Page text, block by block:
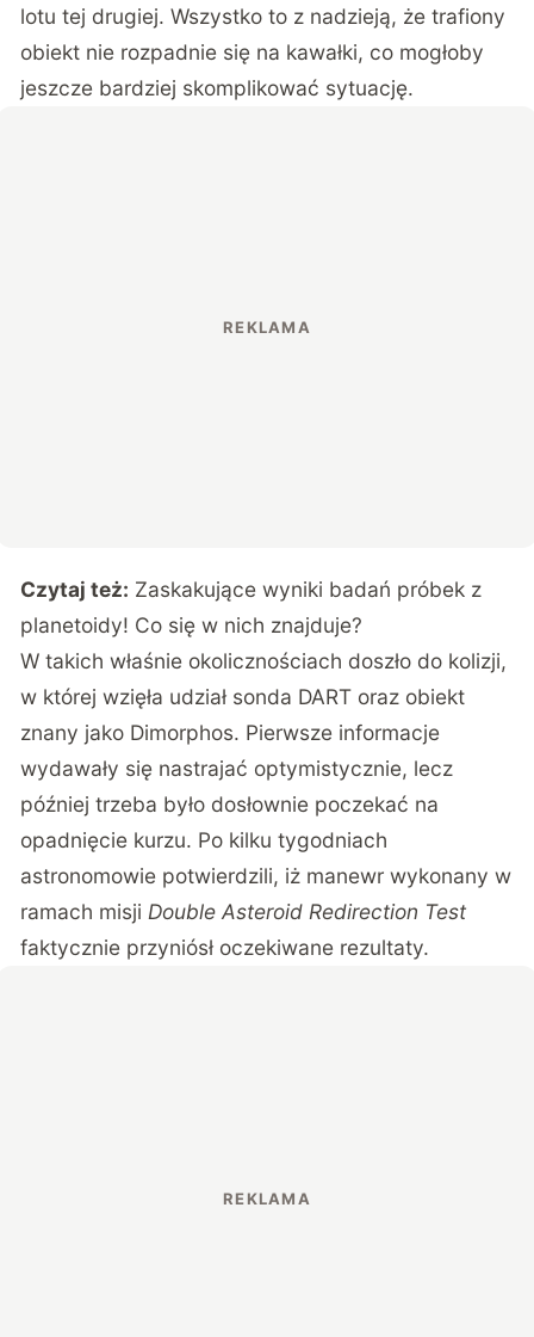
lotu tej drugiej. Wszystko to z nadzieją, że trafiony
obiekt nie rozpadnie się na kawałki, co mogłoby
jeszcze bardziej skomplikować sytuację.
Czytaj też: Zaskakujące wyniki badań próbek z
planetoidy! Co się w nich znajduje?
W takich właśnie okolicznościach doszło do kolizji,
w której wzięła udział sonda DART oraz obiekt
znany jako Dimorphos. Pierwsze informacje
wydawały się nastrajać optymistycznie, lecz
później trzeba było dosłownie poczekać na
opadnięcie kurzu. Po kilku tygodniach
astronomowie potwierdzili, iż manewr wykonany w
ramach misji Double Asteroid Redirection Test
faktycznie przyniósł oczekiwane rezultaty.